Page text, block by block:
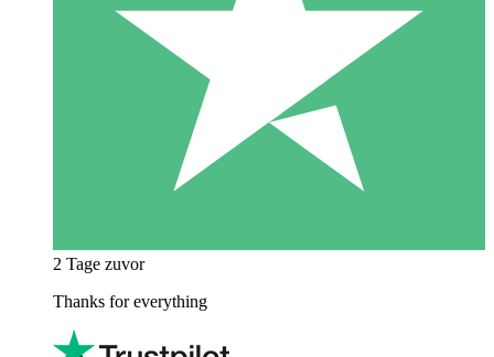
2 Tage zuvor
Thanks for everything